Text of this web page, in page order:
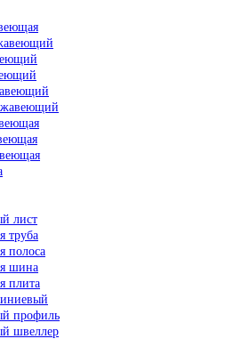
лист
труба
полоса
шина
плита
профиль
швеллер